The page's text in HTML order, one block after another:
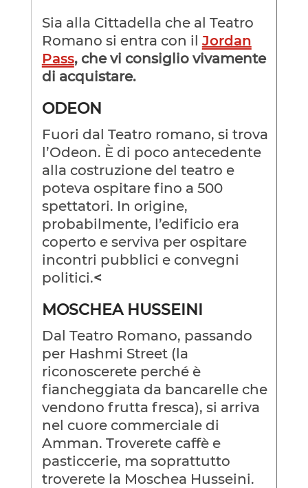
Sia alla Cittadella che al Teatro
Romano si entra con il Jordan
Pass, che vi consiglio vivamente
di acquistare.
ODEON
Fuori dal Teatro romano, si trova
l’Odeon. È di poco antecedente
alla costruzione del teatro e
poteva ospitare fino a 500
spettatori. In origine,
probabilmente, l’edificio era
coperto e serviva per ospitare
incontri pubblici e convegni
politici.<
MOSCHEA HUSSEINI
Dal Teatro Romano, passando
per Hashmi Street (la
riconoscerete perché è
fiancheggiata da bancarelle che
vendono frutta fresca), si arriva
nel cuore commerciale di
Amman. Troverete caffè e
pasticcerie, ma soprattutto
troverete la Moschea Husseini.